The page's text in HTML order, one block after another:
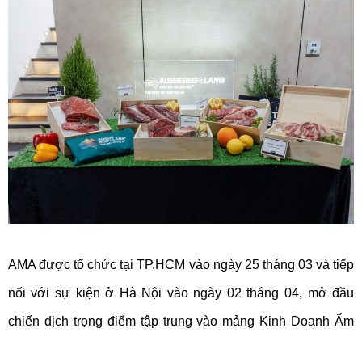
AMA được tổ chức tại TP.HCM vào ngày 25 tháng 03 và tiếp
nối với sự kiện ở Hà Nội vào ngày 02 tháng 04, mở đầu
chiến dịch trọng điểm tập trung vào mảng Kinh Doanh Ẩm